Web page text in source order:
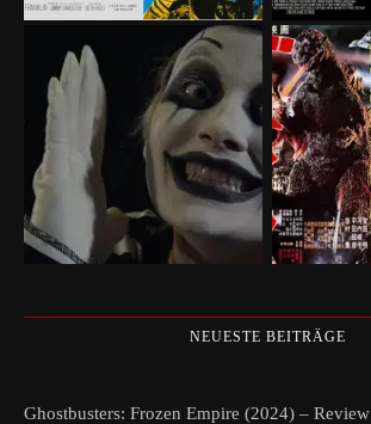
NEUESTE BEITRÄGE
Ghostbusters: Frozen Empire (2024) – Review